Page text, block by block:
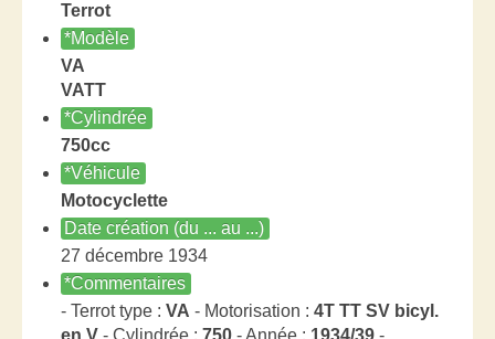
Terrot
*Modèle
VA
VATT
*Cylindrée
750cc
*Véhicule
Motocyclette
Date création (du ... au ...)
27 décembre 1934
*Commentaires
- Terrot type : VA - Motorisation : 4T TT SV bicyl.
en V - Cylindrée : 750 - Année : 1934/39 -